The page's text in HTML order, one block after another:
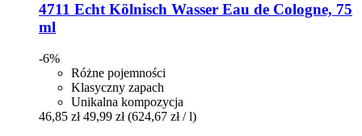
4711 Echt Kölnisch Wasser Eau de Cologne, 75
ml
-6%
Różne pojemności
Klasyczny zapach
Unikalna kompozycja
46,85 zł 49,99 zł (624,67 zł / l)